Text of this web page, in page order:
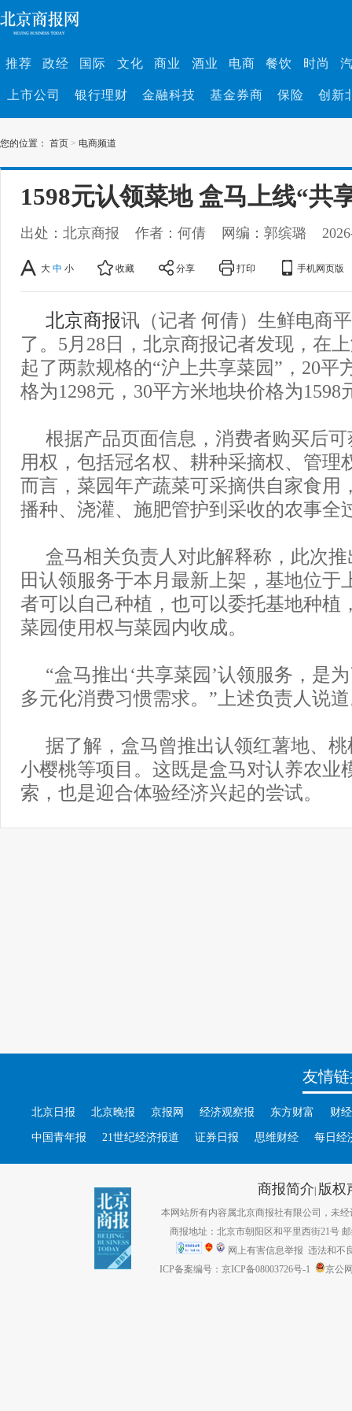
推荐 政经 国际 文化 商业 酒业 电商 餐饮 时尚
上市公司 银行理财 金融科技 基金券商 保险 创新
您的位置： 首页 > 电商频道
1598元认领菜地 盒马上线“共
出处：北京商报 作者：何倩 网编：郭缤璐
大 中 小 收藏 分享 打印 手机网页版
北京商报讯（记者 何倩）生鲜电商
了。5月28日，北京商报记者发现，在
起了两款规格的“沪上共享菜园”，20平
格为1298元，30平方米地块价格为1598
根据产品页面信息，消费者购买后
用权，包括冠名权、耕种采摘权、管理
而言，菜园年产蔬菜可采摘供自家食用
播种、浇灌、施肥管护到采收的农事全
盒马相关负责人对此解释称，此次
田认领服务于本月最新上架，基地位于
者可以自己种植，也可以委托基地种植
菜园使用权与菜园内收成。
“盒马推出‘共享菜园’认领服务，是
多元化消费习惯需求。”上述负责人说
据了解，盒马曾推出认领红薯地、
小樱桃等项目。这既是盒马对认养农业
索，也是迎合体验经济兴起的尝试。
友情
北京日报 北京晚报 京报网 经济观察报 东方财富 财
中国青年报 21世纪经济报道 证券日报 思维财经 每日经
商报简介| 版权
本网站所有内容属北京商报社有限公司，未经
商报地址：北京市朝阳区和平里西街21号
网上有害信息举报 违法和不
ICP备案编号：京ICP备08003726号-1
京公